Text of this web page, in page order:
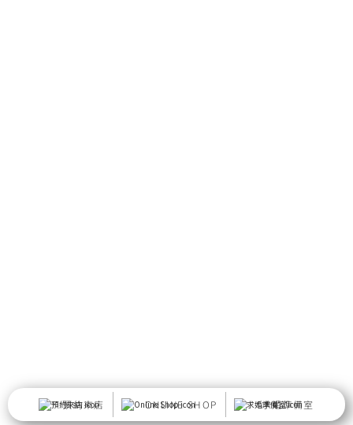
預約來店 ONLINE SHOP 求婚準備室